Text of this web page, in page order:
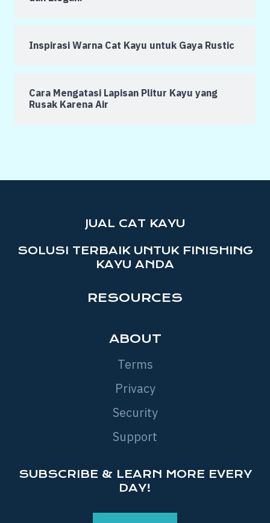
Inspirasi Warna Cat Kayu untuk Gaya Rustic
Cara Mengatasi Lapisan Plitur Kayu yang
Rusak Karena Air
JUAL CAT KAYU
SOLUSI TERBAIK UNTUK FINISHING
KAYU ANDA
RESOURCES
ABOUT
Terms
Privacy
Security
Support
SUBSCRIBE & LEARN MORE EVERY
DAY!